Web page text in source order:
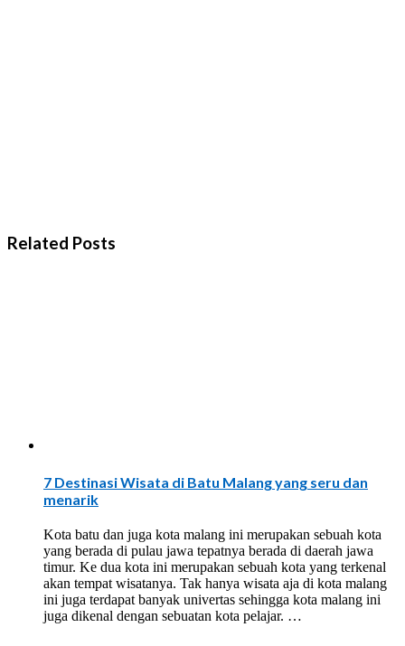
Related Posts
7 Destinasi Wisata di Batu Malang yang seru dan
menarik
Kota batu dan juga kota malang ini merupakan sebuah kota
yang berada di pulau jawa tepatnya berada di daerah jawa
timur. Ke dua kota ini merupakan sebuah kota yang terkenal
akan tempat wisatanya. Tak hanya wisata aja di kota malang
ini juga terdapat banyak univertas sehingga kota malang ini
juga dikenal dengan sebuatan kota pelajar. …